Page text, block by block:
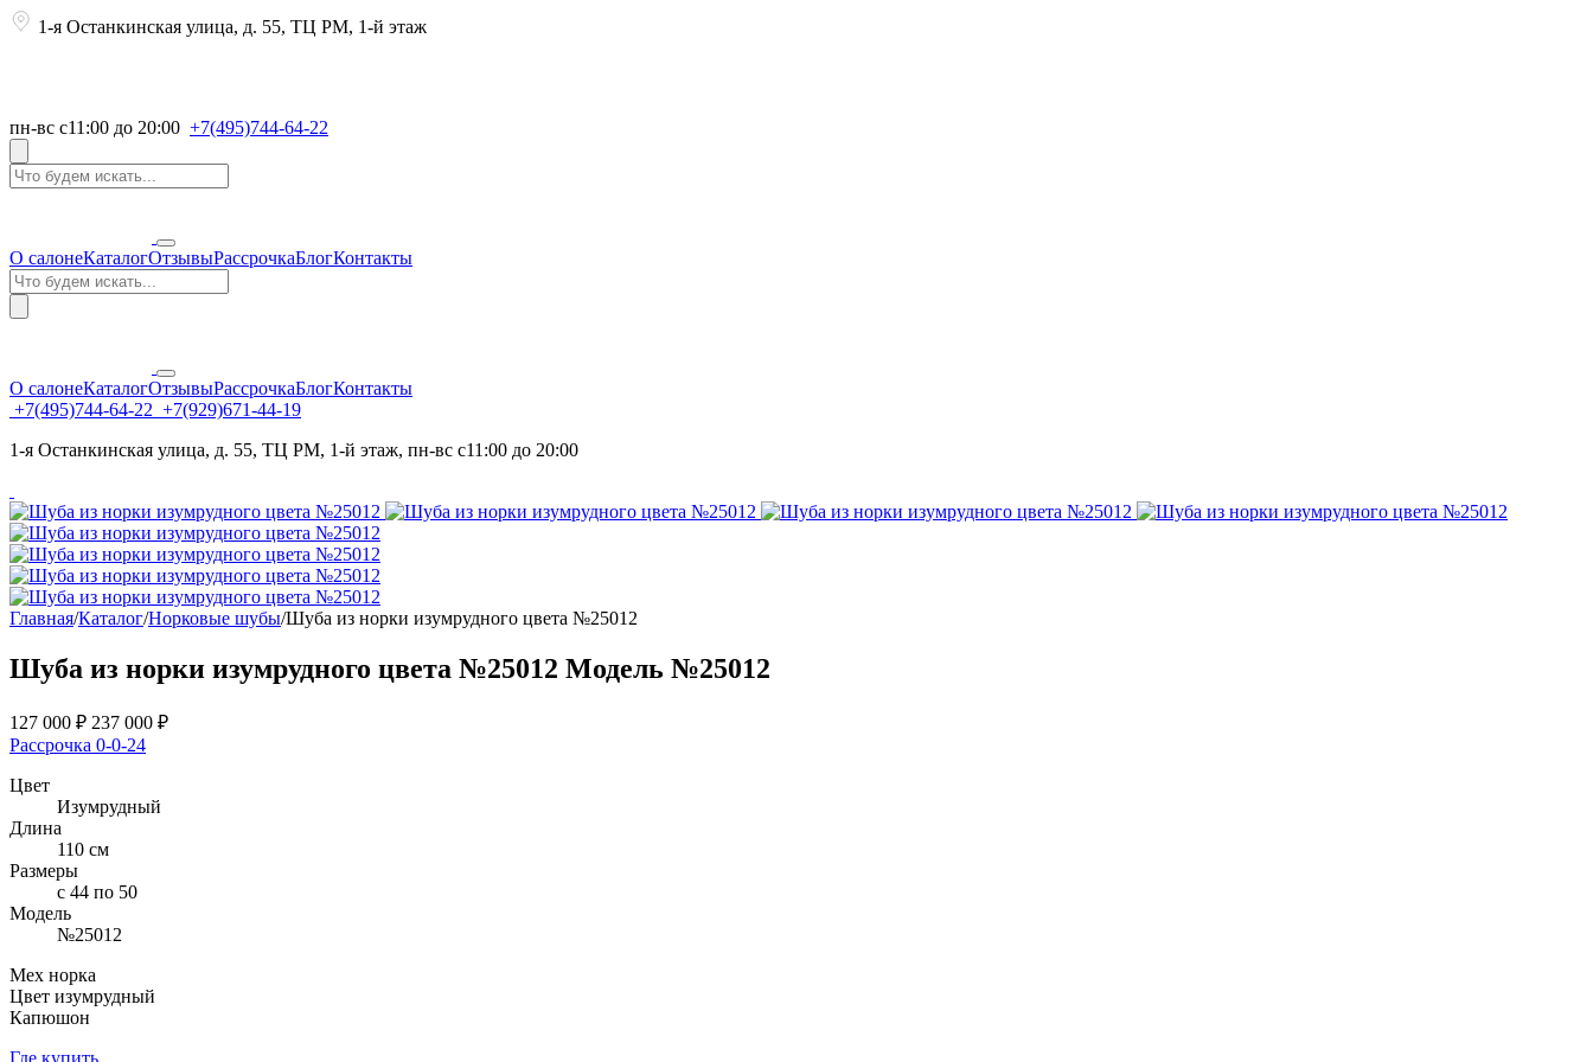
1-я Останкинская улица, д. 55, ТЦ РМ, 1-й этаж
пн-вс с11:00 до 20:00 +7(495)744-64-22
О салонеКаталогОтзывыРассрочкаБлогКонтакты
О салонеКаталогОтзывыРассрочкаБлогКонтакты
+7(495)744-64-22 +7(929)671-44-19
1-я Останкинская улица, д. 55, ТЦ РМ, 1-й этаж, пн-вс с11:00 до 20:00
Главная/Каталог/Норковые шубы/Шуба из норки изумрудного цвета №25012
Шуба из норки изумрудного цвета №25012 Модель №25012
127 000 ₽ 237 000 ₽
Рассрочка 0-0-24
Цвет
Изумрудный
Длина
110 см
Размеры
с 44 по 50
Модель
№25012
Мех норка
Цвет изумрудный
Капюшон
Где купить